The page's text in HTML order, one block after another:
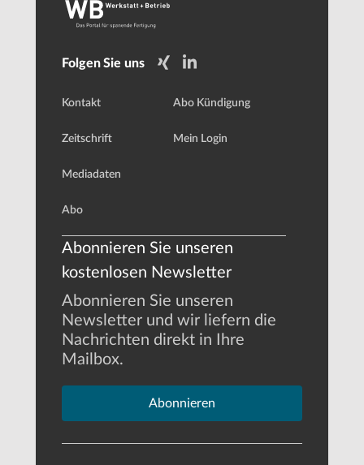
Folgen Sie uns
Kontakt
Zeitschrift
Mediadaten
Abo
Abo Kündigung
Mein Login
Abonnieren Sie unseren
kostenlosen Newsletter
Abonnieren Sie unseren
Newsletter und wir liefern die
Nachrichten direkt in Ihre
Mailbox.
Abonnieren